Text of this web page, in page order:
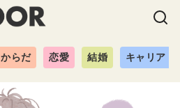
からだ 恋愛 結婚 キャリア